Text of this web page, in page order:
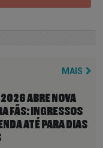
MAIS
2026 ABRE NOVA
FÃS: INGRESSOS
ATÉ PARA DIAS